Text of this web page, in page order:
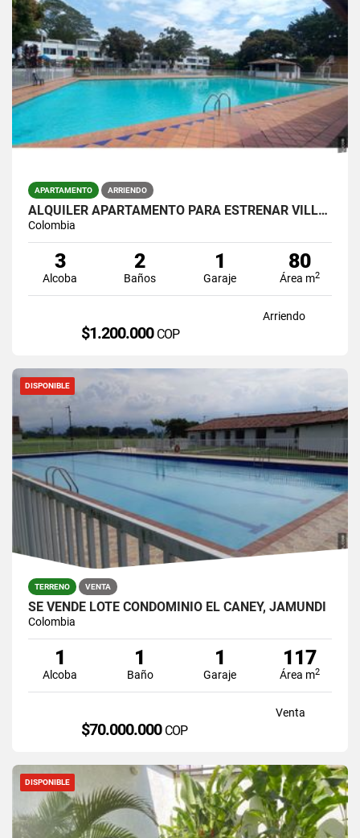
APARTAMENTO ARRIENDO
ALQUILER APARTAMENTO PARA ESTRENAR VILLAS DEL PARQUE JAMUNDI
Colombia
3
Alcoba
2
Baños
1
Garaje
80
Área m2
Arriendo
$1.200.000 COP
DISPONIBLE
TERRENO VENTA
SE VENDE LOTE CONDOMINIO EL CANEY, JAMUNDI
Colombia
1
Alcoba
1
Baño
1
Garaje
117
Área m2
Venta
$70.000.000 COP
DISPONIBLE